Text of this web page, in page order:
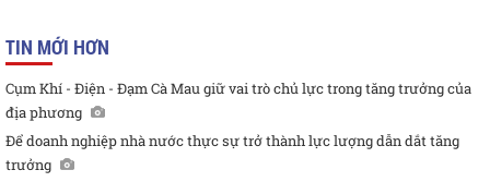
TIN MỚI HƠN
Cụm Khí - Điện - Đạm Cà Mau giữ vai trò chủ lực trong tăng trưởng của
địa phương
Để doanh nghiệp nhà nước thực sự trở thành lực lượng dẫn dắt tăng
trưởng